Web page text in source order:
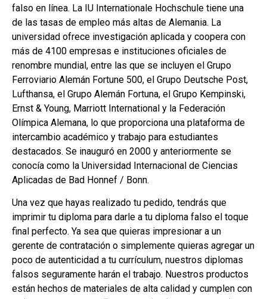
falso en línea. La IU Internationale Hochschule tiene una
de las tasas de empleo más altas de Alemania. La
universidad ofrece investigación aplicada y coopera con
más de 4100 empresas e instituciones oficiales de
renombre mundial, entre las que se incluyen el Grupo
Ferroviario Alemán Fortune 500, el Grupo Deutsche Post,
Lufthansa, el Grupo Alemán Fortuna, el Grupo Kempinski,
Ernst & Young, Marriott International y la Federación
Olímpica Alemana, lo que proporciona una plataforma de
intercambio académico y trabajo para estudiantes
destacados. Se inauguró en 2000 y anteriormente se
conocía como la Universidad Internacional de Ciencias
Aplicadas de Bad Honnef / Bonn.
Una vez que hayas realizado tu pedido, tendrás que
imprimir tu diploma para darle a tu diploma falso el toque
final perfecto. Ya sea que quieras impresionar a un
gerente de contratación o simplemente quieras agregar un
poco de autenticidad a tu currículum, nuestros diplomas
falsos seguramente harán el trabajo. Nuestros productos
están hechos de materiales de alta calidad y cumplen con